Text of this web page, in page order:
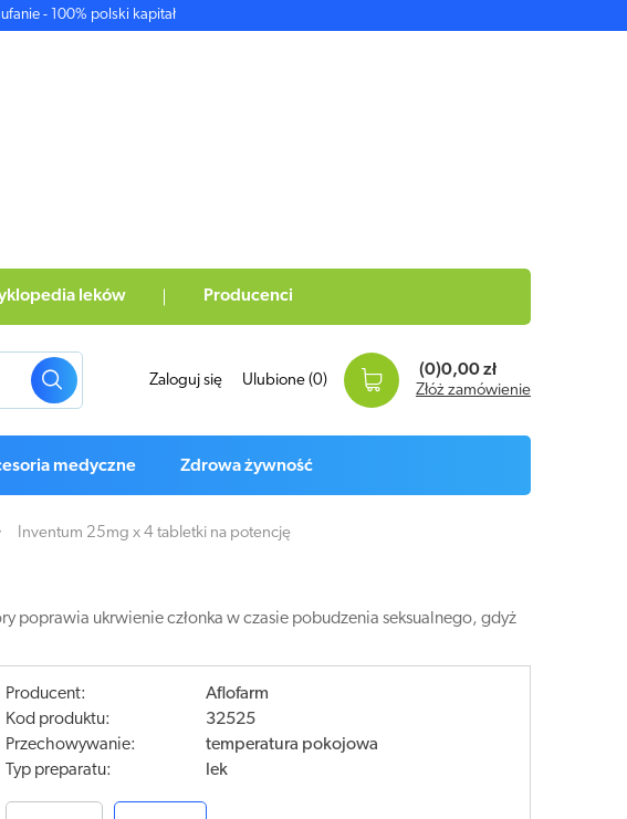
- 100% polski kapitał
leków Producenci
Zaloguj się Ulubione (0)
(0)0,00 zł
Złóż zamówienie
medyczne Zdrowa żywność
Inventum 25mg x 4 tabletki na potencję
poprawia ukrwienie członka w czasie pobudzenia seksualnego, gdyż
Producent:
Aflofarm
Kod produktu:
32525
Przechowywanie:
temperatura pokojowa
Typ preparatu:
lek